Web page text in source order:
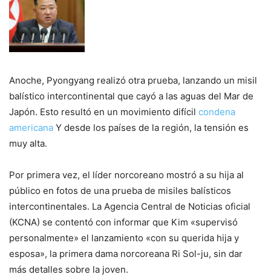
Anoche, Pyongyang realizó otra prueba, lanzando un misil
balístico intercontinental que cayó a las aguas del Mar de
Japón. Esto resultó en un movimiento difícil condena
americana Y desde los países de la región, la tensión es
muy alta.
Por primera vez, el líder norcoreano mostró a su hija al
público en fotos de una prueba de misiles balísticos
intercontinentales. La Agencia Central de Noticias oficial
(KCNA) se contentó con informar que Kim «supervisó
personalmente» el lanzamiento «con su querida hija y
esposa», la primera dama norcoreana Ri Sol-ju, sin dar
más detalles sobre la joven.